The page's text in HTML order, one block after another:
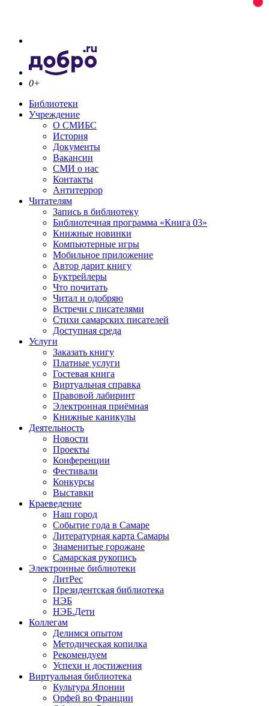
0+
Библиотеки
Учреждение
О СМИБС
История
Документы
Вакансии
СМИ о нас
Контакты
Антитеррор
Читателям
Запись в библиотеку
Библиотечная программа «Книга 03»
Книжные новинки
Компьютерные игры
Мобильное приложение
Автор дарит книгу
Буктрейлеры
Что почитать
Читал и одобряю
Встречи с писателями
Стихи самарских писателей
Доступная среда
Услуги
Заказать книгу
Платные услуги
Гостевая книга
Виртуальная справка
Правовой лабиринт
Электронная приёмная
Книжные каникулы
Деятельность
Новости
Проекты
Конференции
Фестивали
Конкурсы
Выставки
Краеведение
Наш город
Событие года в Самаре
Литературная карта Самары
Знаменитые горожане
Самарская рукопись
Электронные библиотеки
ЛитРес
Президентская библиотека
НЭБ
НЭБ.Дети
Коллегам
Делимся опытом
Методическая копилка
Рекомендуем
Успехи и достижения
Виртуальная библиотека
Культура Японии
Орфей во Франции